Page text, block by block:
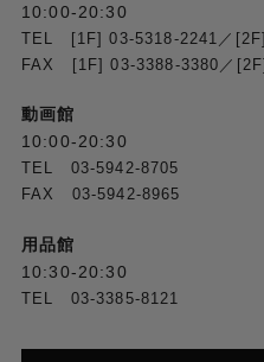
10:00-20:30
TEL [1F] 03-5318-2241／
FAX [1F] 03-3388-3380／
動画館
10:00-20:30
TEL 03-5942-8705
FAX 03-5942-8965
用品館
10:30-20:30
TEL 03-3385-8121